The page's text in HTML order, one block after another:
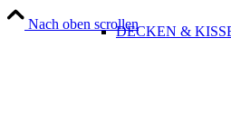
DECKEN &
Nach oben scrollen